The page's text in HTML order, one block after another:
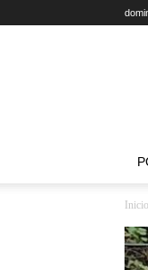
Inicio